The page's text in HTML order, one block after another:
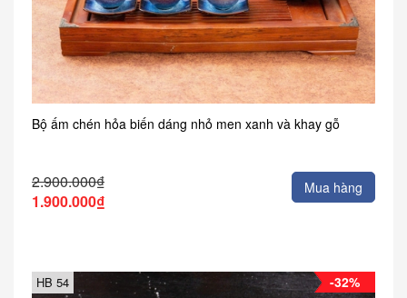
Bộ ấm chén hỏa biến dáng nhỏ men xanh và khay gỗ
2.900.000₫
1.900.000₫
Mua hàng
-32%
HB 54